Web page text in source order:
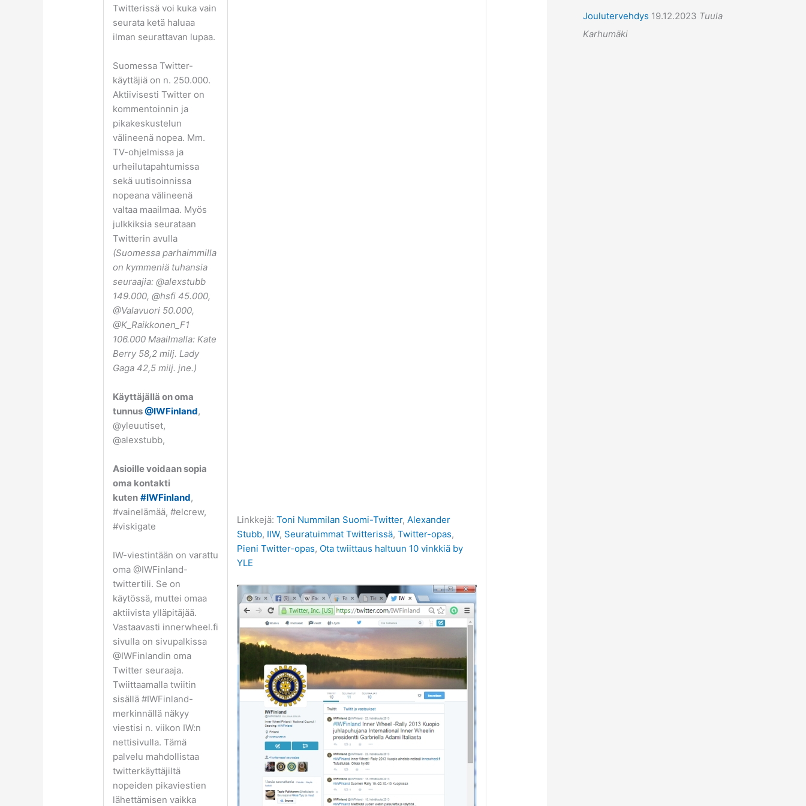
Twitterissä voi kuka vain
seurata ketä haluaa
ilman seurattavan lupaa.
Suomessa Twitter-
käyttäjiä on n. 250.000.
Aktiivisesti Twitter on
kommentoinnin ja
pikakeskustelun
välineenä nopea. Mm.
TV-ohjelmissa ja
urheilutapahtumissa
sekä uutisoinnissa
nopeana välineenä
valtaa maailmaa. Myös
julkkiksia seurataan
Twitterin avulla
(Suomessa parhaimmilla
on kymmeniä tuhansia
seuraajia: @alexstubb
149.000, @hsfi 45.000,
@Valavuori 50.000,
@K_Raikkonen_F1
106.000 Maailmalla: Kate
Berry 58,2 milj. Lady
Gaga 42,5 milj. jne.)
Käyttäjällä on oma
tunnus@IWFinland,
@yleuutiset,
@alexstubb,
Asioille voidaan sopia
oma kontakti
kuten #IWFinland,
#vainelämää, #elcrew,
#viskigate
IW-viestintään on varattu
oma @IWFinland-
twittertili. Se on
käytössä, muttei omaa
aktiivista ylläpitäjää.
Vastaavasti innerwheel.fi
sivulla on sivupalkissa
@IWFinlandin oma
Twitter seuraaja.
Twiittaamalla twiitin
sisällä #IWFinland-
merkinnällä näkyy
viestisi n. viikon IW:n
nettisivulla. Tämä
palvelu mahdollistaa
twitterkäyttäjiltä
nopeiden pikaviestien
lähettämisen vaikka
Linkkejä:Toni Nummilan Suomi-Twitter, Alexander
Stubb, IIW, Seuratuimmat Twitterissä,Twitter-opas,
Pieni Twitter-opas, Ota twiittaus haltuun 10 vinkkiä by
YLE
Joulutervehdys 19.12.2023 Tuula
Karhumäki